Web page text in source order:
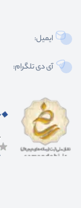
ایمیل:
آی دی تلگرام: